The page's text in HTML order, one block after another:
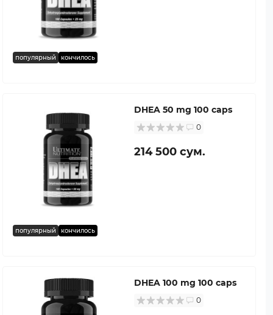
популярный кончилось
популярный кончилось
DHEA 50 mg 100 caps
0
214 500 сум.
DHEA 100 mg 100 caps
0